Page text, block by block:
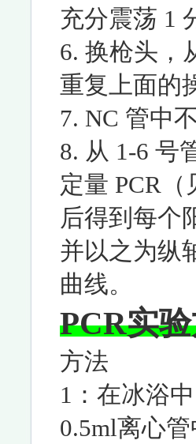
充分震荡 1
6. 换枪头，
重复上面的
7. NC 管中
8. 从 1-6 号
定量 PCR
后得到每个
并以之为纵
曲线。
PCR实
方法
1：在冰浴
0.5ml离心